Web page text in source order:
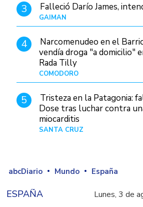
3 Falleció Darío James,
GAIMAN
4
Narcomenudeo en el
vendía droga "a domicilio"
Rada Tilly
COMODORO
5
Tristeza en la Patagonia:
Dose tras luchar contra
miocarditis
SANTA CRUZ
abcDiario Mundo España
ESPAÑA Lunes, 3 de